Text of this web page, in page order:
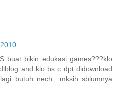
buat bikin edukasi games???klo
and klo bs c dpt didownload
butuh nech.. mksih sblumnya